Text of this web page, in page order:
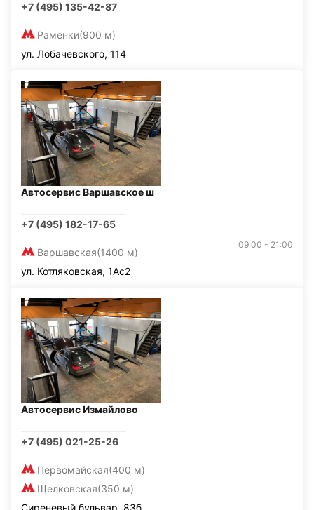
+7 (495) 135-42-87
Раменки(900 м)
ул. Лобачевского, 114
Автосервис Варшавское ш
+7 (495) 182-17-65
Варшавская(1400 м)
09:00 - 21:00
ул. Котляковская, 1Ас2
Автосервис Измайлово
+7 (495) 021-25-26
Первомайская(400 м)
Щелковская(350 м)
Сиреневый бульвар, 83б